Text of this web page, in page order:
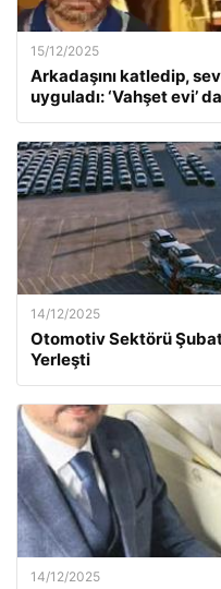
15/12/2025
Arkadaşını katledip,
uyguladı: ‘Vahşet evi’
14/12/2025
Otomotiv Sektörü
Yerleşti
14/12/2025